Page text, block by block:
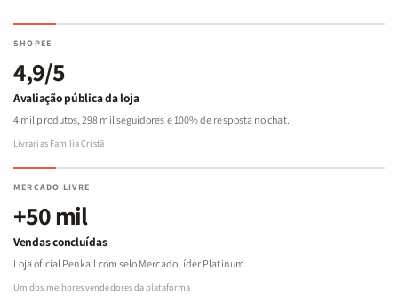
SHOPEE
4,9/5
Avaliação pública da loja
4 mil produtos, 298 mil seguidores e 100% de resposta no chat.
Livrarias Família Cristã
MERCADO LIVRE
+50 mil
Vendas concluídas
Loja oficial Penkall com selo MercadoLíder Platinum.
Um dos melhores vendedores da plataforma